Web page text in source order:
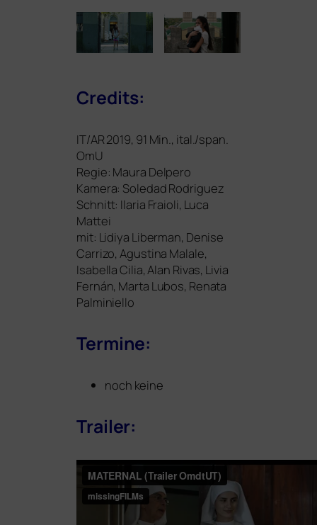
Credits:
IT/AR2019, 91 Min., ital./span.
OmU
Regie: Maura Delpero
Kamera: Soledad Rodriguez
Schnitt: Ilaria Fraioli, Luca
Mattei
mit: Lidiya Liberman, Denise
Carrizo, Agustina Malale,
Isabella Cilia, Alan Rivas, Livia
Fernán, Marta Lubos, Renata
Palminiello
Termine:
noch keine
Trailer: